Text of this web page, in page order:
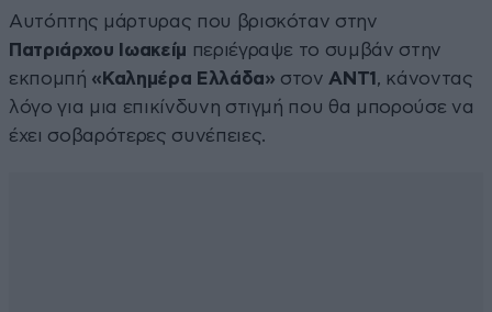
Αυτόπτης μάρτυρας που βρισκόταν στην
Πατριάρχου Ιωακείμ περιέγραψε το συμβάν στην
εκπομπή «Καλημέρα Ελλάδα» στον ANT1 , κάνοντας
λόγο για μια επικίνδυνη στιγμή που θα μπορούσε να
έχει σοβαρότερες συνέπειες.